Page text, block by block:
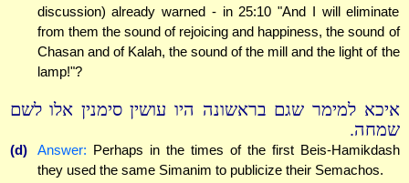
discussion) already warned - in 25:10 "And I will eliminate
from them the sound of rejoicing and happiness, the sound of
Chasan and of Kalah, the sound of the mill and the light of the
lamp!"?
איכא למימר שגם בראשונה היו עושין סימנין אלו לשם
שמחה.
(d) Answer: Perhaps in the times of the first Beis-Hamikdash
they used the same Simanim to publicize their Semachos.